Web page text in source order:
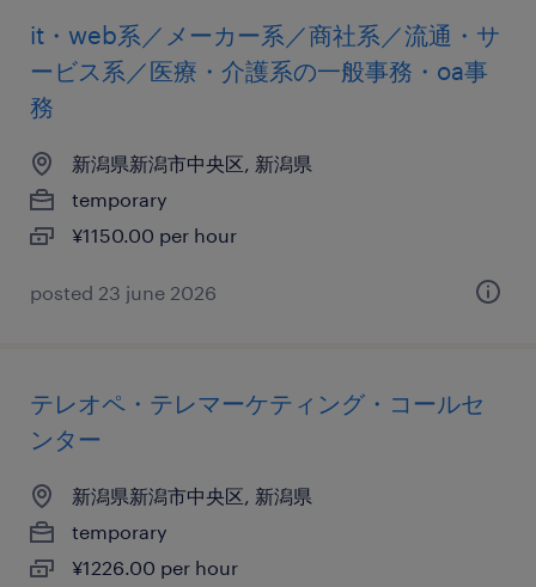
it・web系／メーカー系／商社系／流通・サ
ービス系／医療・介護系の一般事務・oa事
務
新潟県新潟市中央区, 新潟県
temporary
¥1150.00 per hour
posted 23 june 2026
テレオペ・テレマーケティング・コールセ
ンター
新潟県新潟市中央区, 新潟県
temporary
¥1226.00 per hour